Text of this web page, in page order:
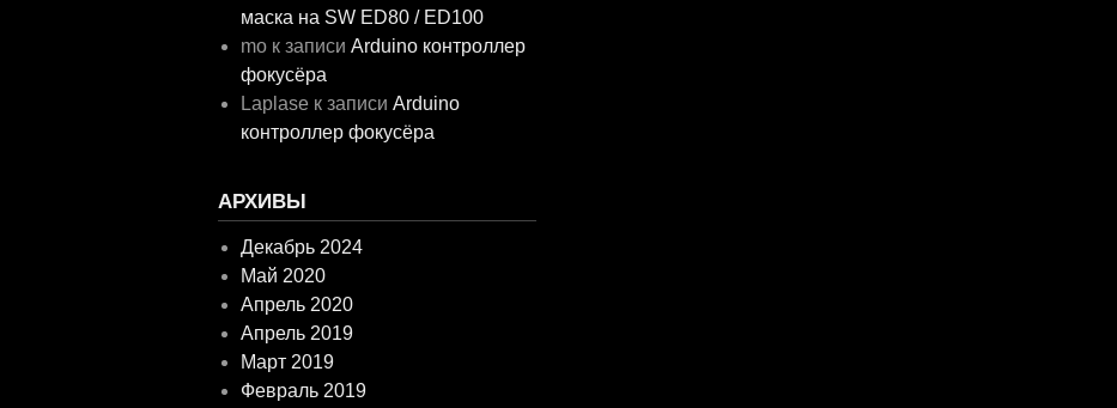
маска на SW ED80 / ED100
mo к записиArduino контроллер
фокусёра
Laplase к записиArduino
контроллер фокусёра
АРХИВЫ
Декабрь 2024
Май 2020
Апрель 2020
Апрель 2019
Март 2019
Февраль 2019